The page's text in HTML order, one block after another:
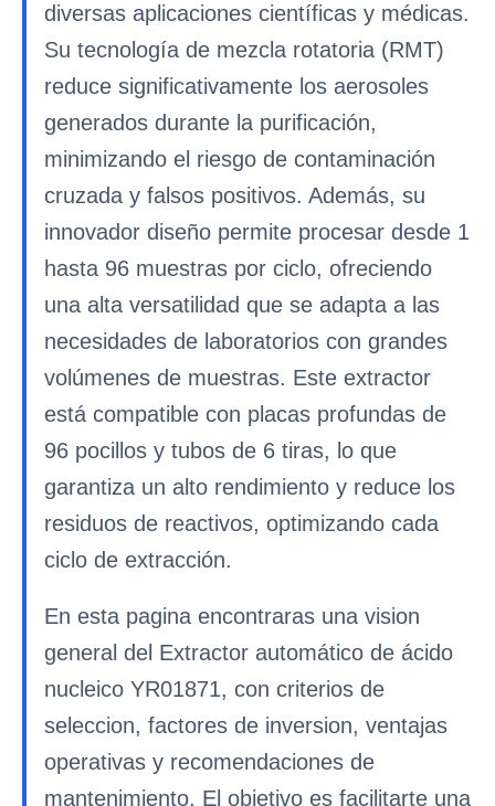
diversas aplicaciones científicas y médicas.
Su tecnología de mezcla rotatoria (RMT)
reduce significativamente los aerosoles
generados durante la purificación,
minimizando el riesgo de contaminación
cruzada y falsos positivos. Además, su
innovador diseño permite procesar desde 1
hasta 96 muestras por ciclo, ofreciendo
una alta versatilidad que se adapta a las
necesidades de laboratorios con grandes
volúmenes de muestras. Este extractor
está compatible con placas profundas de
96 pocillos y tubos de 6 tiras, lo que
garantiza un alto rendimiento y reduce los
residuos de reactivos, optimizando cada
ciclo de extracción.
En esta pagina encontraras una vision
general del Extractor automático de ácido
nucleico YR01871, con criterios de
seleccion, factores de inversion, ventajas
operativas y recomendaciones de
mantenimiento. El objetivo es facilitarte una